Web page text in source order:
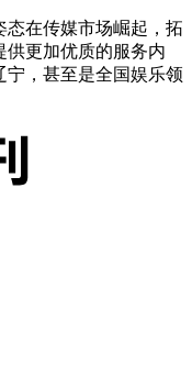
在传媒市场崛起，拓
供更加优质的服务内
，甚至是全国娱乐领